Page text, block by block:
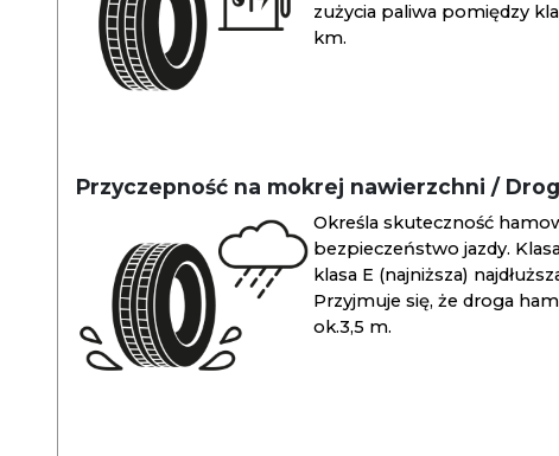
zużycia paliwa pomiędzy
km.
Przyczepność na mokrej nawierzchni /
Określa skuteczność
bezpieczeństwo jazdy.
klasa E (najniższa)
Przyjmuje się, że droga
ok.3,5 m.